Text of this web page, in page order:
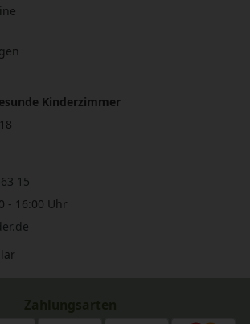
Kinderzimmer
15
- 16:00 Uhr
Zahlungsarten